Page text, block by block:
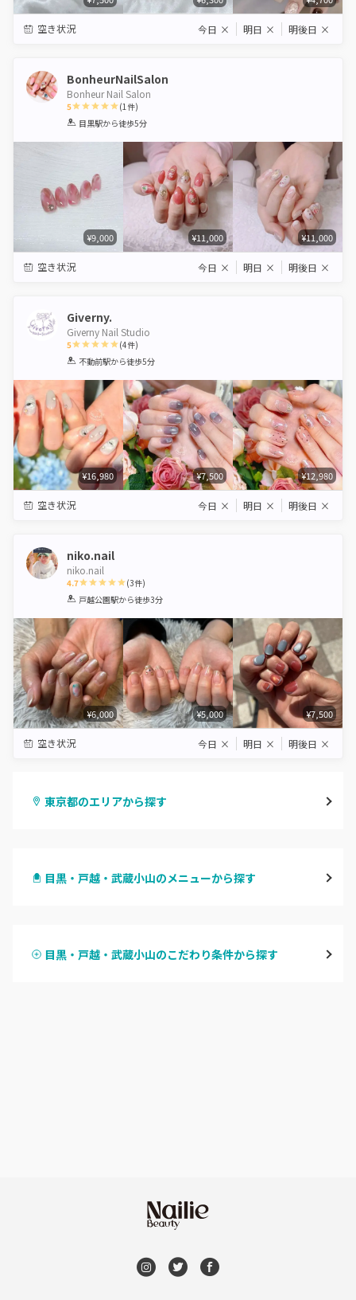
空き状況 今日 × 明日 × 明後日 ×
BonheurNailSalon
Bonheur Nail Salon
5
1 2 3 4 5
(1件)
目黒駅から徒歩5分
¥9,000 ¥11,000 ¥11,000
空き状況 今日 × 明日 × 明後日 ×
Giverny.
Giverny Nail Studio
5
1 2 3 4 5
(4件)
不動前駅から徒歩5分
¥16,980 ¥7,500 ¥12,980
空き状況 今日 × 明日 × 明後日 ×
niko.nail
niko.nail
4.7
1 2 3 4 5
(3件)
戸越公園駅から徒歩3分
¥6,000 ¥5,000 ¥7,500
空き状況 今日 × 明日 × 明後日 ×
東京都のエリアから探す
原宿
目黒・戸越・武蔵小山のメニューから探す
ハンドスカルプ
目黒・戸越・武蔵小山のこだわり条件から探す